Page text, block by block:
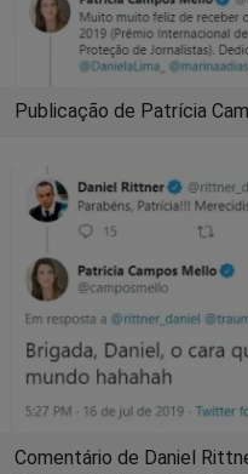
Publicação de Patrícia
Comentário de Daniel